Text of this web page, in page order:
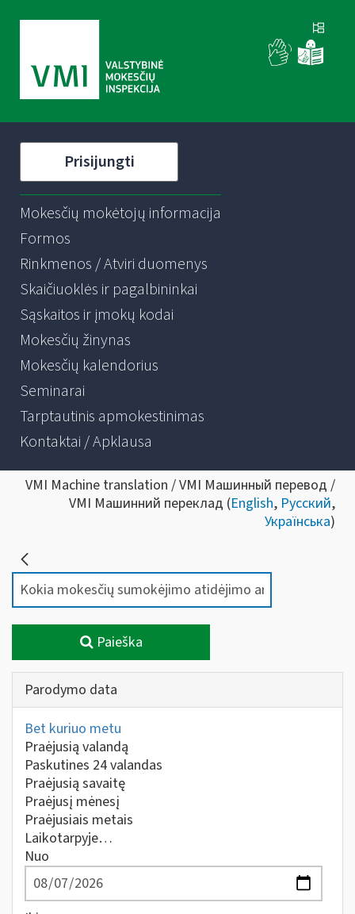
Prisijungti
Mokesčių mokėtojų informacija
Formos
Rinkmenos / Atviri duomenys
Skaičiuoklės ir pagalbininkai
Sąskaitos ir įmokų kodai
Mokesčių žinynas
Mokesčių kalendorius
Seminarai
Tarptautinis apmokestinimas
Kontaktai / Apklausa
VMI Machine translation / VMI Машинный перевод /
VMI Машинний переклад (English, Русский,
Українська)
Paieška
Parodymo data
Bet kuriuo metu
Praėjusią valandą
Paskutines 24 valandas
Praėjusią savaitę
Praėjusį mėnesį
Praėjusiais metais
Laikotarpyje…
Nuo